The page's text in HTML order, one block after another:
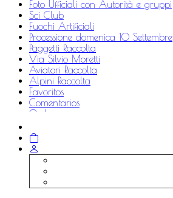
Foto Ufficiali con Autorità e gruppi
Sci Club
Fuochi Artificiali
Processione domenica 10 Settembre
Paggetti Raccolta
Via Silvio Moretti
Aviatori Raccolta
Alpini Raccolta
Favoritos
Comentarios
Ordenes